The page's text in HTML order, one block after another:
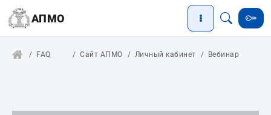
АПМО
FAQ Сайт АПМО Личный кабинет Вебинар